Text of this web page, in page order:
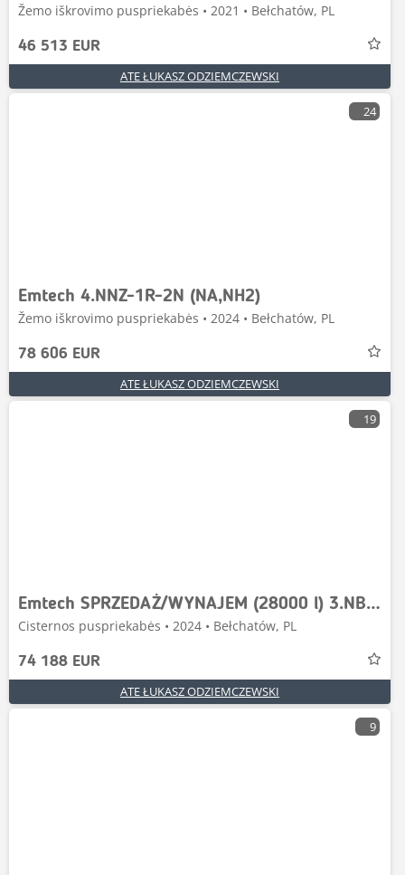
Žemo iškrovimo puspriekabės • 2021 • Bełchatów, PL
46 513 EUR
ATE ŁUKASZ ODZIEMCZEWSKI
24
Emtech 4.NNZ-1R-2N (NA,NH2)
Žemo iškrovimo puspriekabės • 2024 • Bełchatów, PL
78 606 EUR
ATE ŁUKASZ ODZIEMCZEWSKI
19
Emtech SPRZEDAŻ/WYNAJEM (28000 l) 3.NBA-S
Cisternos puspriekabės • 2024 • Bełchatów, PL
74 188 EUR
ATE ŁUKASZ ODZIEMCZEWSKI
9